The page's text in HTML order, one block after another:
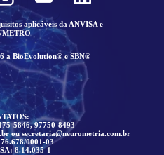
aplicáveis da ANVISA e
a BioEvolution® e SBN®
5846, 97750-8493
ou secretaria@neurometria.com.br
0001-03
8.14.035-1